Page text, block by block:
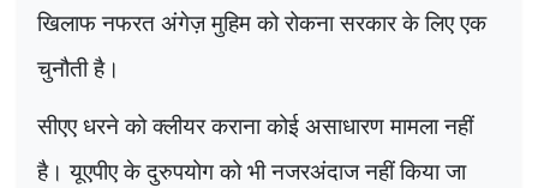
खिलाफ नफरत अंगेज़ मुहिम को रोकना सरकार के लिए एक
चुनौती है।
सीएए धरने को क्लीयर कराना कोई असाधारण मामला नहीं
है। यूएपीए के दुरुपयोग को भी नजरअंदाज नहीं किया जा